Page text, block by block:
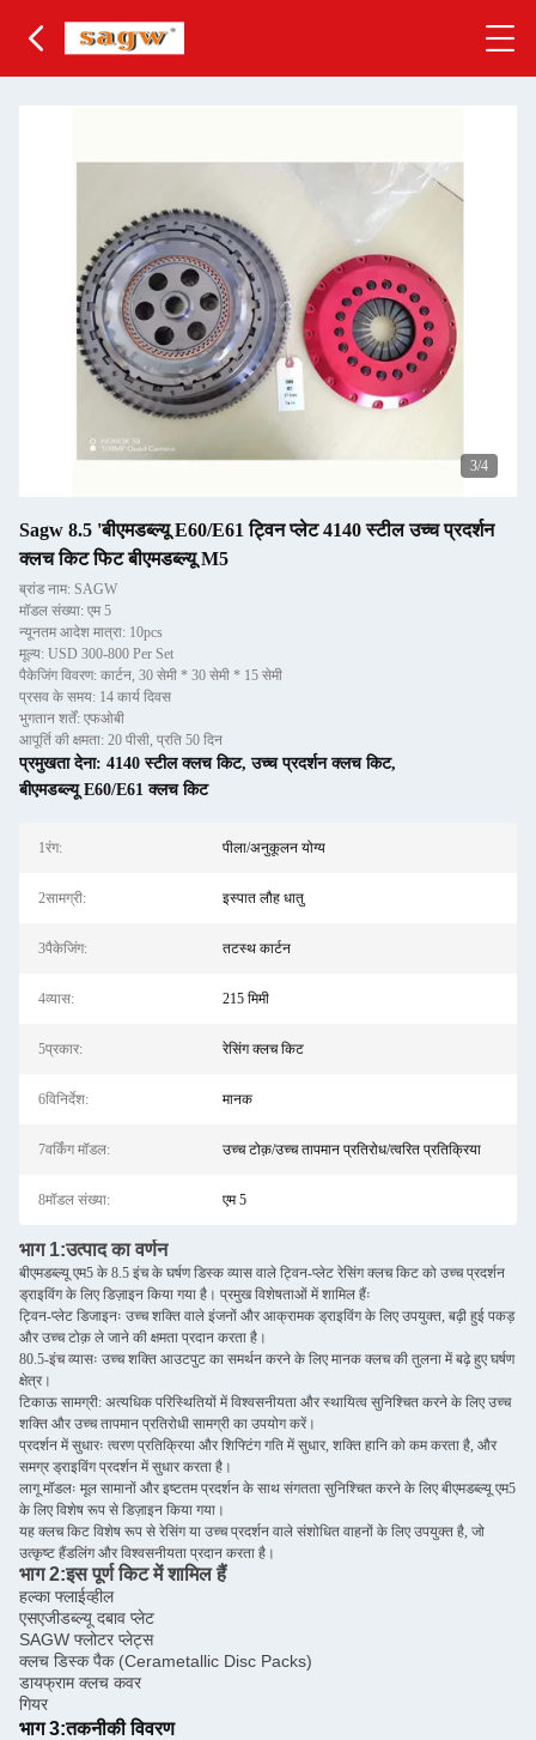
3/4
Sagw 8.5 'बीएमडब्ल्यू E60/E61 ट्विन प्लेट 4140 स्टील उच्च प्रदर्शन
क्लच किट फिट बीएमडब्ल्यू M5
ब्रांड नाम: SAGW
मॉडल संख्या: एम 5
न्यूनतम आदेश मात्रा: 10pcs
मूल्य: USD 300-800 Per Set
पैकेजिंग विवरण: कार्टन, 30 सेमी * 30 सेमी * 15 सेमी
प्रसव के समय: 14 कार्य दिवस
भुगतान शर्तें: एफओबी
आपूर्ति की क्षमता: 20 पीसी, प्रति 50 दिन
प्रमुखता देना: 4140 स्टील क्लच किट,उच्च प्रदर्शन क्लच किट,
बीएमडब्ल्यू E60/E61 क्लच किट
1रंग: पीला/अनुकूलन योग्य
2सामग्री: इस्पात लौह धातु
3पैकेजिंग: तटस्थ कार्टन
4व्यास: 215 मिमी
5प्रकार: रेसिंग क्लच किट
6विनिर्देश: मानक
7वर्किंग मॉडल: उच्च टोक़/उच्च तापमान प्रतिरोध/त्वरित प्रतिक्रिया
8मॉडल संख्या: एम 5
भाग 1:उत्पाद का वर्णन
बीएमडब्ल्यू एम5 के 8.5 इंच के घर्षण डिस्क व्यास वाले ट्विन-प्लेट रेसिंग क्लच किट को उच्च प्रदर्शन
ड्राइविंग के लिए डिज़ाइन किया गया है। प्रमुख विशेषताओं में शामिल हैंः
ट्विन-प्लेट डिजाइनः उच्च शक्ति वाले इंजनों और आक्रामक ड्राइविंग के लिए उपयुक्त, बढ़ी हुई पकड़
और उच्च टोक़ ले जाने की क्षमता प्रदान करता है।
80.5-इंच व्यासः उच्च शक्ति आउटपुट का समर्थन करने के लिए मानक क्लच की तुलना में बढ़े हुए घर्षण
क्षेत्र।
टिकाऊ सामग्री: अत्यधिक परिस्थितियों में विश्वसनीयता और स्थायित्व सुनिश्चित करने के लिए उच्च
शक्ति और उच्च तापमान प्रतिरोधी सामग्री का उपयोग करें।
प्रदर्शन में सुधारः त्वरण प्रतिक्रिया और शिफ्टिंग गति में सुधार, शक्ति हानि को कम करता है, और
समग्र ड्राइविंग प्रदर्शन में सुधार करता है।
लागू मॉडलः मूल सामानों और इष्टतम प्रदर्शन के साथ संगतता सुनिश्चित करने के लिए बीएमडब्ल्यू एम5
के लिए विशेष रूप से डिज़ाइन किया गया।
यह क्लच किट विशेष रूप से रेसिंग या उच्च प्रदर्शन वाले संशोधित वाहनों के लिए उपयुक्त है, जो
उत्कृष्ट हैंडलिंग और विश्वसनीयता प्रदान करता है।
भाग 2:इस पूर्ण किट में शामिल हैं
हल्का फ्लाईव्हील
एसएजीडब्ल्यू दबाव प्लेट
SAGW फ्लोटर प्लेट्स
क्लच डिस्क पैक (Cerametallic Disc Packs)
डायफ्राम क्लच कवर
गियर
भाग 3:तकनीकी विवरण